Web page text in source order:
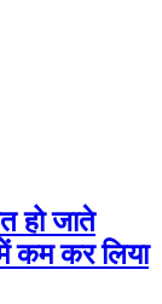
हो जाते
कम कर लिया